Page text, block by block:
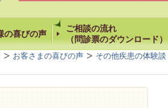
の喜びの声
ご相談の流れ
（問診票のダウンロード）
お客さまの喜びの声 その他疾患の体験談